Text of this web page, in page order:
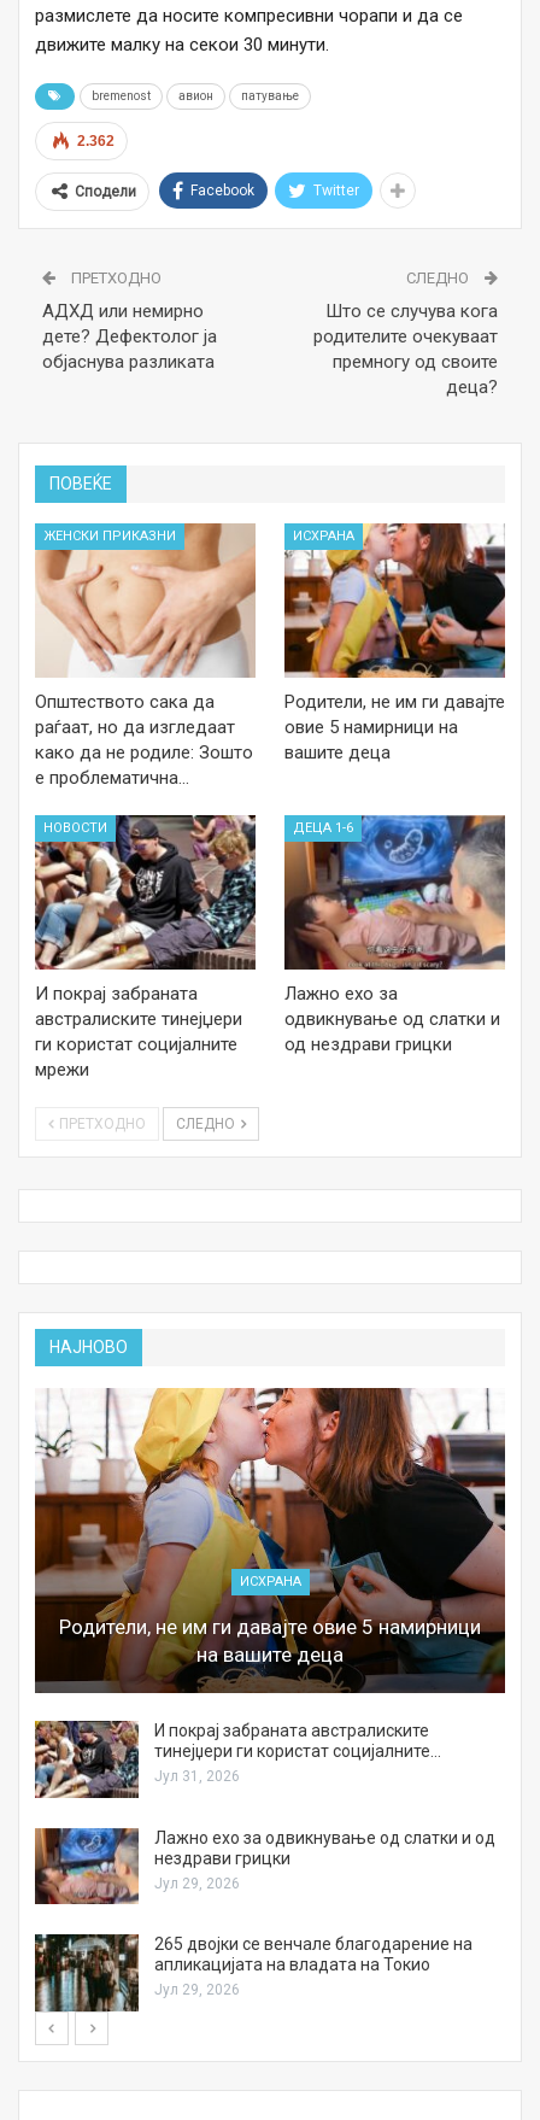
размислете да носите компресивни чорапи и да се
движите малку на секои 30 минути.
bremenost авион патување
2.362
Сподели Facebook Twitter
ПРЕТХОДНО
АДХД или немирно
дете? Дефектолог ја
објаснува разликата
СЛЕДНО
Што се случува кога
родителите очекуваат
премногу од своите
деца?
ПОВЕЌЕ
ЖЕНСКИ ПРИКАЗНИ
Општеството сака да
раѓаат, но да изгледаат
како да не родиле: Зошто
е проблематична…
ИСХРАНА
Родители, не им ги давајте
овие 5 намирници на
вашите деца
НОВОСТИ
И покрај забраната
австралиските тинејџери
ги користат социјалните
мрежи
ДЕЦА 1-6
Лажно ехо за
одвикнување од слатки и
од нездрави грицки
ПРЕТХОДНО СЛЕДНО
НАЈНОВО
ИСХРАНА
Родители, не им ги давајте овие 5 намирници
на вашите деца
И покрај забраната австралиските
тинејџери ги користат социјалните…
Јул 31, 2026
Лажно ехо за одвикнување од слатки и од
нездрави грицки
Јул 29, 2026
265 двојки се венчале благодарение на
апликацијата на владата на Токио
Јул 29, 2026